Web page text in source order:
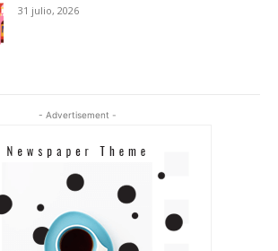
31 julio, 2026
- Advertisement -